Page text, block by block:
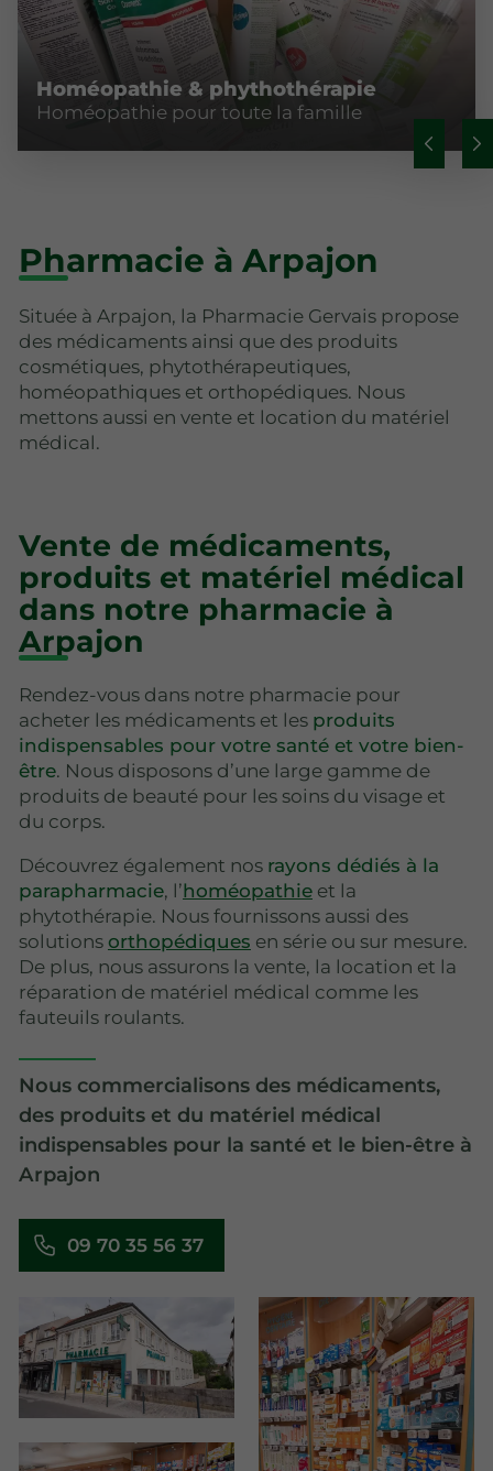
Homéopathie & phythothérapie
Homéopathie pour toute la famille
Pharmacie à Arpajon
Située à Arpajon, la Pharmacie Gervais propose
des médicaments ainsi que des produits
cosmétiques, phytothérapeutiques,
homéopathiques et orthopédiques. Nous
mettons aussi en vente et location du matériel
médical.
Vente de médicaments,
produits et matériel médical
dans notre pharmacie à
Arpajon
Rendez-vous dans notre pharmacie pour
acheter les médicaments et les produits
indispensables pour votre santé et votre bien-
être. Nous disposons d’une large gamme de
produits de beauté pour les soins du visage et
du corps.
Découvrez également nos rayons dédiés à la
parapharmacie, l’homéopathie et la
phytothérapie. Nous fournissons aussi des
solutions orthopédiques en série ou sur mesure.
De plus, nous assurons la vente, la location et la
réparation de matériel médical comme les
fauteuils roulants.
Nous commercialisons des médicaments,
des produits et du matériel médical
indispensables pour la santé et le bien-être à
Arpajon
09 70 35 56 37